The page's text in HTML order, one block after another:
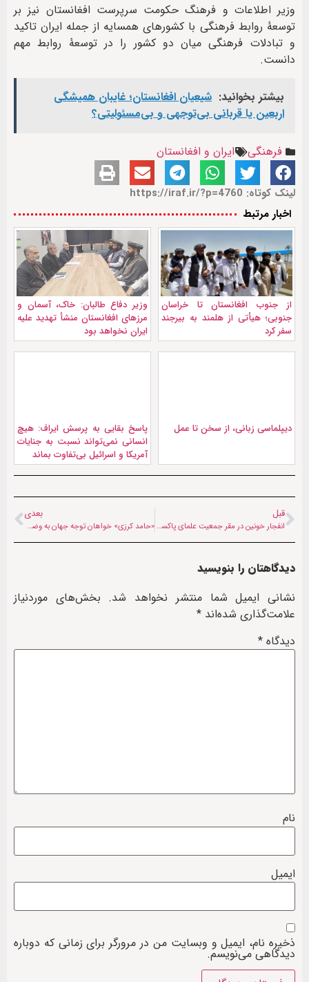
وزیر اطلاعات و فرهنگ حکومت سرپرست افغانستان نیز بر
توسعۀ روابط فرهنگی با کشورهای همسایه از جمله ایران تاکید
و تبادلات فرهنگی میان دو کشور را در توسعۀ روابط مهم
دانست.
بیشتر بخوانید: شیعیان افغانستان؛ غایبان همیشگی
اربعین یا قربانی بی‌توجهی و بی‌مسئولیتی؟
فرهنگی ایران و افغانستان
لینک کوتاه: https://iraf.ir/?p=4760
اخبار مرتبط
از جنوب افغانستان تا خراسان
جنوبی؛ هیأتی از هلمند به بیرجند
سفر کرد
وزیر دفاع طالبان: خاک، آسمان و
مرزهای افغانستان منشأ تهدید علیه
ایران نخواهد بود
دیپلماسی زبانی، از سخن تا عمل
پاسخ بقایی به پرسش ایراف: هیچ
انسانی نمی‌تواند نسبت به جنایات
آمریکا و اسرائیل بی‌تفاوت بماند
قبل
انفجار خونین در مقر جمعیت علمای پاکستان
بعدی
«حامد کرزی» خواهان توجه جهان به وضعیت آموزش در افغانستان شد
دیدگاهتان را بنویسید
نشانی ایمیل شما منتشر نخواهد شد. بخش‌های موردنیاز
علامت‌گذاری شده‌اند *
دیدگاه *
نام
ایمیل
ذخیره نام، ایمیل و وبسایت من در مرورگر برای زمانی که دوباره
دیدگاهی می‌نویسم.